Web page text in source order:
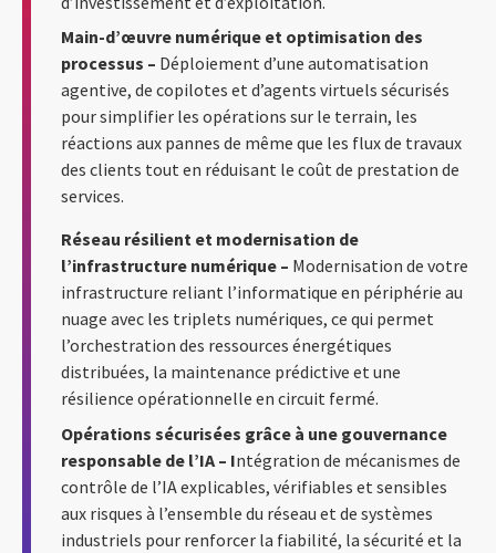
Main-d’œuvre numérique et optimisation des
processus – Déploiement d’une automatisation
agentive, de copilotes et d’agents virtuels sécurisés
pour simplifier les opérations sur le terrain, les
réactions aux pannes de même que les flux de travaux
des clients tout en réduisant le coût de prestation de
services.
Réseau résilient et modernisation de
l’infrastructure numérique – Modernisation de votre
infrastructure reliant l’informatique en périphérie au
nuage avec les triplets numériques, ce qui permet
l’orchestration des ressources énergétiques
distribuées, la maintenance prédictive et une
résilience opérationnelle en circuit fermé.
Opérations sécurisées grâce à une gouvernance
responsable de l’IA – Intégration de mécanismes de
contrôle de l’IA explicables, vérifiables et sensibles
aux risques à l’ensemble du réseau et de systèmes
industriels pour renforcer la fiabilité, la sécurité et la